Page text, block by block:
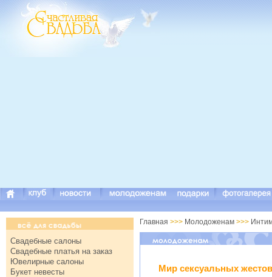
Свадебные салоны
Свадебные платья на заказ
Ювелирные салоны
Букет невесты
Главная >>> Молодоженам >>>
Мир сексуальных жестов